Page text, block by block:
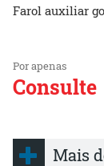
Farol auxiliar
Por apenas
Consulte
Mais